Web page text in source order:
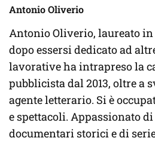
Antonio Oliverio
Antonio Oliverio, laureato
dopo essersi dedicato ad
lavorative ha intrapreso la
pubblicista dal 2013, oltre a
agente letterario. Si è
e spettacoli. Appassionato
documentari storici e di